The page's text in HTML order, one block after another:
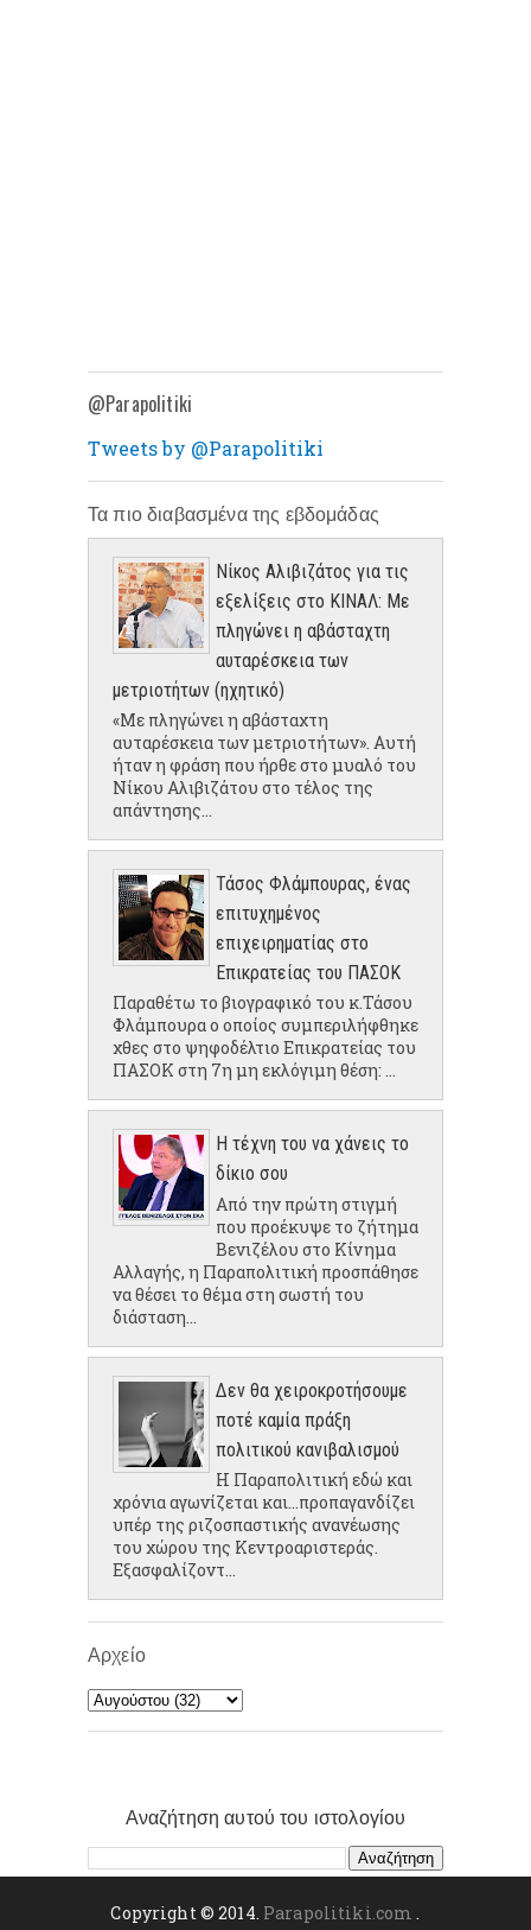
@Parapolitiki
Tweets by @Parapolitiki
Τα πιο διαβασμένα της εβδομάδας
Νίκος Αλιβιζάτος για τις
εξελίξεις στο ΚΙΝΑΛ: Με
πληγώνει η αβάσταχτη
αυταρέσκεια των
μετριοτήτων (ηχητικό)
«Με πληγώνει η αβάσταχτη
αυταρέσκεια των μετριοτήτων». Αυτή
ήταν η φράση που ήρθε στο μυαλό του
Νίκου Αλιβιζάτου στο τέλος της
απάντησης...
Τάσος Φλάμπουρας, ένας
επιτυχημένος
επιχειρηματίας στο
Επικρατείας του ΠΑΣΟΚ
Παραθέτω το βιογραφικό του κ.Τάσου
Φλάμπουρα ο οποίος συμπεριλήφθηκε
χθες στο ψηφοδέλτιο Επικρατείας του
ΠΑΣΟΚ στη 7η μη εκλόγιμη θέση: ...
Η τέχνη του να χάνεις το
δίκιο σου
Από την πρώτη στιγμή
που προέκυψε το ζήτημα
Βενιζέλου στο Κίνημα
Αλλαγής, η Παραπολιτική προσπάθησε
να θέσει το θέμα στη σωστή του
διάσταση...
Δεν θα χειροκροτήσουμε
ποτέ καμία πράξη
πολιτικού κανιβαλισμού
Η Παραπολιτική εδώ και
χρόνια αγωνίζεται και...προπαγανδίζει
υπέρ της ριζοσπαστικής ανανέωσης
του χώρου της Κεντροαριστεράς.
Εξασφαλίζοντ...
Αρχείο
Αναζήτηση αυτού του ιστολογίου
Copyright © 2014. Parapolitiki.com .